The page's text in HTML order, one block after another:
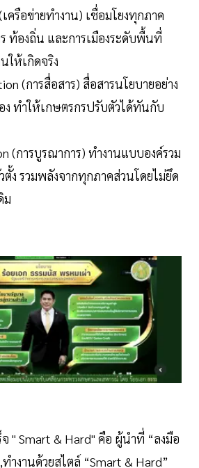
ครือข่ายทำงาน) เชื่อมโยงทุกภาค
ท้องถิ่น และการเมืองระดับพื้นที่
ให้เกิดจริง
(การสื่อสาร) สื่อสารนโยบายอย่าง
ง ทำให้เกษตรกรปรับตัวได้ทันกับ
(การบูรณาการ) ทำงานแบบองค์รวม
ง รวมพลังจากทุกภาคส่วนโดยไม่ยึด
ม
" Smart & Hard" คือ ผู้นำที่ “ลงมือ
ำงานด้วยสไตล์ “Smart & Hard”